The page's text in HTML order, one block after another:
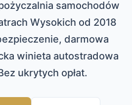
samochodów
Wysokich od 2018
darmowa
winieta autostradowa
ukrytych opłat.